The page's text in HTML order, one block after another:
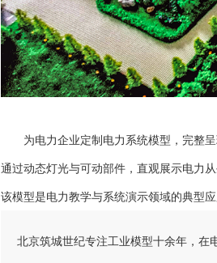
为电力企业定制电力系统模型，完整
通过动态灯光与可动部件，直观展示电力
该模型是电力教学与系统演示领域的典型
北京筑城世纪专注工业模型十余年，在